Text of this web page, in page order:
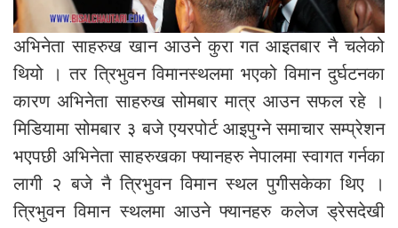
अभिनेता साहरुख खान आउने कुरा गत आइतबार नै चलेको
थियो । तर त्रिभुवन विमानस्थलमा भएको विमान दुर्घटनका
कारण अभिनेता साहरुख सोमबार मात्र आउन सफल रहे ।
मिडियामा सोमबार ३ बजे एयरपोर्ट आइपुग्ने समाचार सम्प्रेशन
भएपछी अभिनेता साहरुखका फ्यानहरु नेपालमा स्वागत गर्नका
लागी २ बजे नै त्रिभुवन विमान स्थल पुगीसकेका थिए ।
त्रिभुवन विमान स्थलमा आउने फ्यानहरु कलेज ड्रेसदेखी